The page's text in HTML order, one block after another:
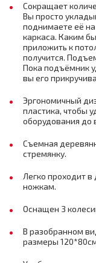
Сокращает
Вы просто
поднимаете её
каркаса. Каким
приложить к
получится.
Пока подъёмник
вы его
Эргономичный
пластика, чтобы
оборудования до
Съемная
стремянку.
Легко проходит
ножкам.
Оснащен 3
В разобранном
размеры